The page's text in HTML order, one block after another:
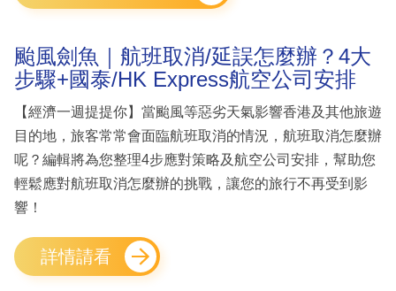
颱風劍魚｜航班取消/延誤怎麼辦？4大
步驟+國泰/HK Express航空公司安排
【經濟一週提提你】當颱風等惡劣天氣影響香港及其他旅遊
目的地，旅客常常會面臨航班取消的情況，航班取消怎麼辦
呢？編輯將為您整理4步應對策略及航空公司安排，幫助您
輕鬆應對航班取消怎麼辦的挑戰，讓您的旅行不再受到影
響！
詳情請看